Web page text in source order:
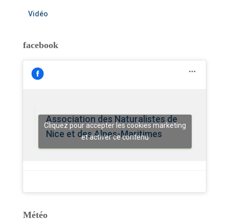
Vidéo
facebook
Association des Naturalistes de
Nice et des Alpes-Maritimes
Cliquez pour accepter les cookies marketing
et activer ce contenu
Météo